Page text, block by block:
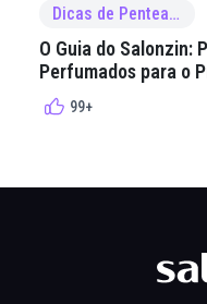
Dicas de Penteado
O Guia do Salonzin:
Perfumados para o
99+